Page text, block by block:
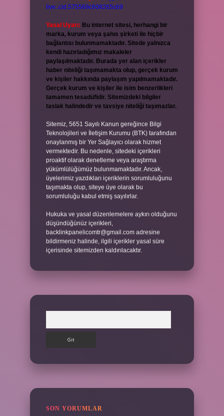
live:.cid.575569c608265c69
Yasal Uyarı: Bu internet sitesi, herhangi bir
marka, kurum veya şahıs şirketi ile hiçbir
bağlantısı bulunmamaktadır. Sitede yalnızca
kendi hazırladığımız makaleler
paylaşılmaktadır. Burada yer alan içerikler
haber niteliği taşımamakta olup, gerçek kurum
ve kişiler hakkında paylaşım yapılmamaktadır.
Gerçek kurum ve kişiler ile isim benzerlikleri
tamamen tesadüfidir. Sitemizdeki bilgiler
taslak halindedir ve tavsiye niteliği taşımazlar.
Sitemiz, 5651 Sayılı Kanun gereğince Bilgi
Teknolojileri ve İletişim Kurumu (BTK) tarafından
onaylanmış bir Yer Sağlayıcı olarak hizmet
vermektedir. Bu nedenle, sitedeki içerikleri
proaktif olarak denetleme veya araştırma
yükümlülüğümüz bulunmamaktadır. Ancak,
üyelerimiz yazdıkları içeriklerin sorumluluğunu
taşımakta olup, siteye üye olarak bu
sorumluluğu kabul etmiş sayılırlar.
Hukuka ve yasal düzenlemelere aykırı olduğunu
düşündüğünüz içerikleri,
backlinkpanelicomtr@gmail.com adresine
bildirmeniz halinde, ilgili içerikler yasal süre
içerisinde sitemizden kaldırılacaktır.
SON YORUMLAR